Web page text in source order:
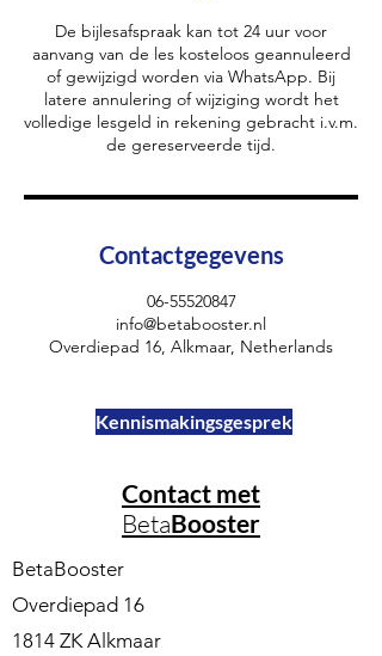
De bijlesafspraak kan tot 24 uur voor
aanvang van de les kosteloos geannuleerd
of gewijzigd worden via WhatsApp. Bij
latere annulering of wijziging wordt het
volledige lesgeld in rekening gebracht i.v.m.
de gereserveerde tijd.
Contactgegevens
06-55520847
info@betabooster.nl
Overdiepad 16, Alkmaar, Netherlands
Kennismakingsgesprek
Contact met
BetaBooster
BetaBooster
Overdiepad 16
1814 ZK Alkmaar